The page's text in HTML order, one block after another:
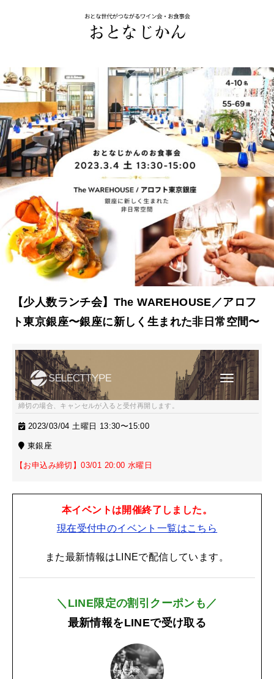
【少人数ランチ会】The WAREHOUSE／アロフ
ト東京銀座〜銀座に新しく生まれた非日常空間〜
締切の場合、キャンセルが入ると受付再開します。
2023/03/04 土曜日 13:30〜15:00
東銀座
【お申込み締切】03/01 20:00 水曜日
本イベントは開催終了しました。
現在受付中のイベント一覧はこちら
また最新情報はLINEで配信しています。
＼LINE限定の割引クーポンも／
最新情報をLINEで受け取る